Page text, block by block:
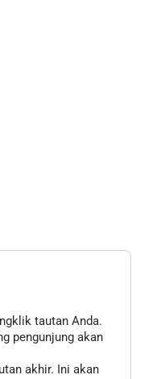
tautan Anda.
pengunjung akan
akhir. Ini akan